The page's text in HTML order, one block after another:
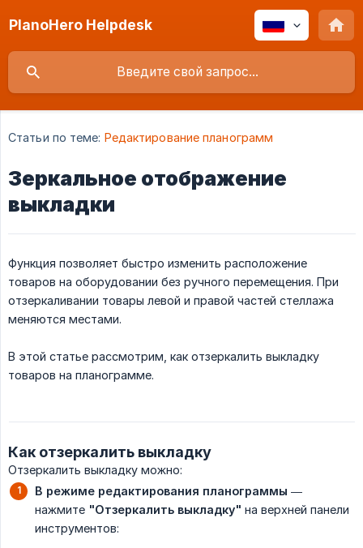
PlanoHero Helpdesk
Статьи по теме: Редактирование планограмм
Зеркальное отображение
выкладки
Функция позволяет быстро изменить расположение
товаров на оборудовании без ручного перемещения. При
отзеркаливании товары левой и правой частей стеллажа
меняются местами.
В этой статье рассмотрим, как отзеркалить выкладку
товаров на планограмме.
Как отзеркалить выкладку
Отзеркалить выкладку можно:
В режиме редактирования планограммы —
нажмите "Отзеркалить выкладку" на верхней панели
инструментов: